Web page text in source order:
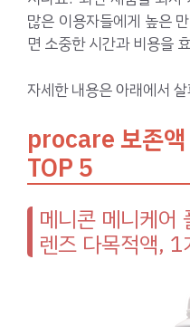
많은 이용자들에게 높은
면 소중한 시간과 비용을
자세한 내용은 아래에서
procare 보존액
TOP 5
메니콘 메니케어
렌즈 다목적액,